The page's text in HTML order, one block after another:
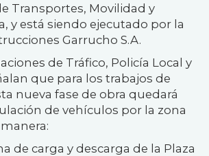
Transportes, Movilidad y
y está siendo ejecutado por la
Garrucho S.A.
de Tráfico, Policía Local y
que para los trabajos de
nueva fase de obra quedará
de vehículos por la zona
de carga y descarga de la Plaza